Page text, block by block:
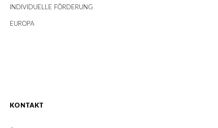
INDIVIDUELLE FÖRDERUNG
EUROPA
KONTAKT